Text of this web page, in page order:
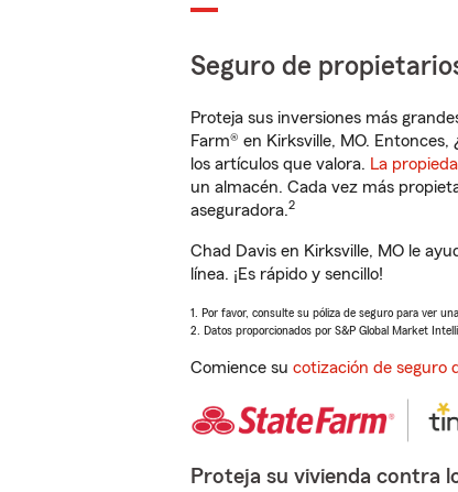
Seguro de
Proteja sus inversiones más
Farm® en Kirksville, MO. Entonces,
los artículos que valora. La
un almacén. Cada vez más
aseguradora.2
Chad Davis en Kirksville, MO le
línea. ¡Es rápido y sencillo!
1. Por favor, consulte su póliza de seguro para ver
2. Datos proporcionados por S&P Global Market
Comience su cotización de seguro
Proteja su vivienda contra